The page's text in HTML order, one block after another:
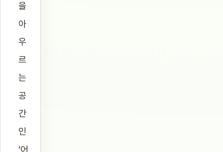
을
아
우
르
는
공
간
인
‘어